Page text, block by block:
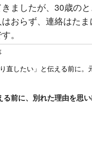
ましたが、30歳の
おらず、連絡はた
。
直したい」と伝える前に
る前に、別れた理由を思い